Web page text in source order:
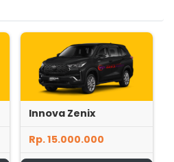
Innova Zenix
Rp. 15.000.000